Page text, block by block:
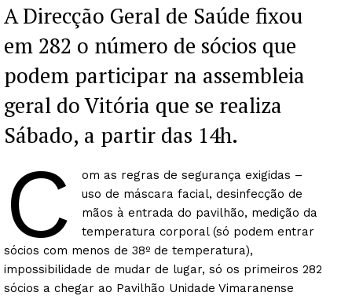
A Direcção Geral de Saúde fixou
em 282 o número de sócios que
podem participar na assembleia
geral do Vitória que se realiza
Sábado, a partir das 14h.
C
om as regras de segurança exigidas –
uso de máscara facial, desinfecção de
mãos à entrada do pavilhão, medição da
temperatura corporal (só podem entrar
sócios com menos de 38º de temperatura),
impossibilidade de mudar de lugar, só os primeiros 282
sócios a chegar ao Pavilhão Unidade Vimaranense